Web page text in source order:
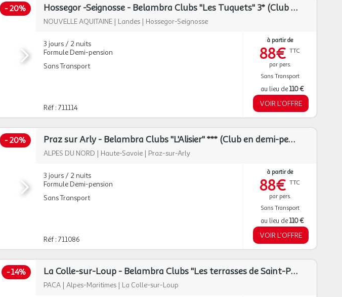
- 20% Hossegor -Seignosse - Belambra Clubs "Les Tuquets" 3* (Club en demi-pension ou pension complète)
NOUVELLE AQUITAINE | Landes | Hossegor-Seignosse
3 jours / 2 nuits
Formule Demi-pension
Sans Transport
Réf : 711114
à partir de
88€ TTC
par pers.
Sans Transport
au lieu de110 €
VOIR L'OFFRE
- 20% Praz sur Arly - Belambra Clubs "L'Alisier" *** (Club en demi-pension ou pension complète)
ALPES DU NORD | Haute-Savoie | Praz-sur-Arly
3 jours / 2 nuits
Formule Demi-pension
Sans Transport
Réf : 711086
à partir de
88€ TTC
par pers.
Sans Transport
au lieu de110 €
VOIR L'OFFRE
-14% La Colle-sur-Loup - Belambra Clubs "Les terrasses de Saint-Paul de Vence" 3* (Club en location)
PACA | Alpes-Maritimes | La Colle-sur-Loup